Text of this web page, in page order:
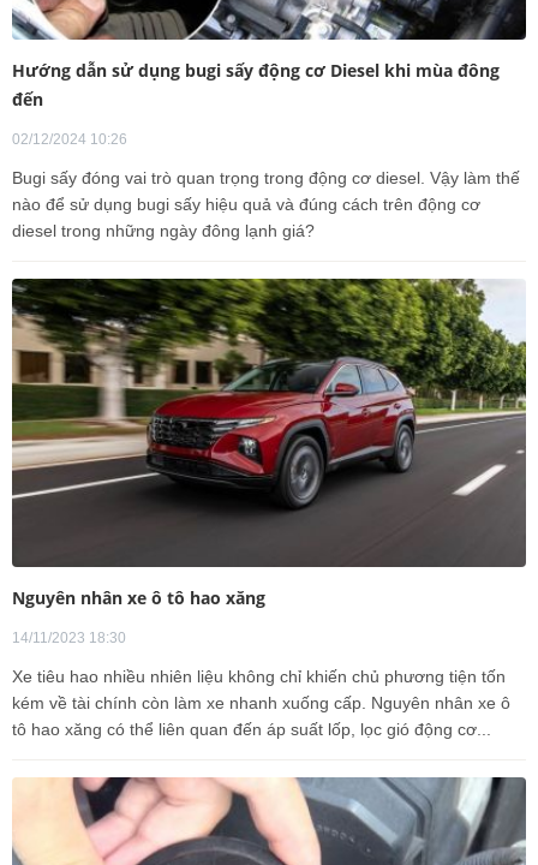
Hướng dẫn sử dụng bugi sấy động cơ Diesel khi mùa đông
đến
02/12/2024 10:26
Bugi sấy đóng vai trò quan trọng trong động cơ diesel. Vậy làm thế
nào để sử dụng bugi sấy hiệu quả và đúng cách trên động cơ
diesel trong những ngày đông lạnh giá?
Nguyên nhân xe ô tô hao xăng
14/11/2023 18:30
Xe tiêu hao nhiều nhiên liệu không chỉ khiến chủ phương tiện tốn
kém về tài chính còn làm xe nhanh xuống cấp. Nguyên nhân xe ô
tô hao xăng có thể liên quan đến áp suất lốp, lọc gió động cơ...